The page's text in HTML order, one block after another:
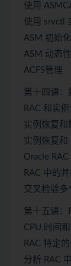
使用
使用 srvctl
ASM 初始
ASM 动态
ACFS管理
第十四课：
RAC 和实
实例恢复和
实例恢复和
Oracle
RAC 中的
交叉检验多
第十五课：
CPU 时间
RAC 特定
分析 RAC